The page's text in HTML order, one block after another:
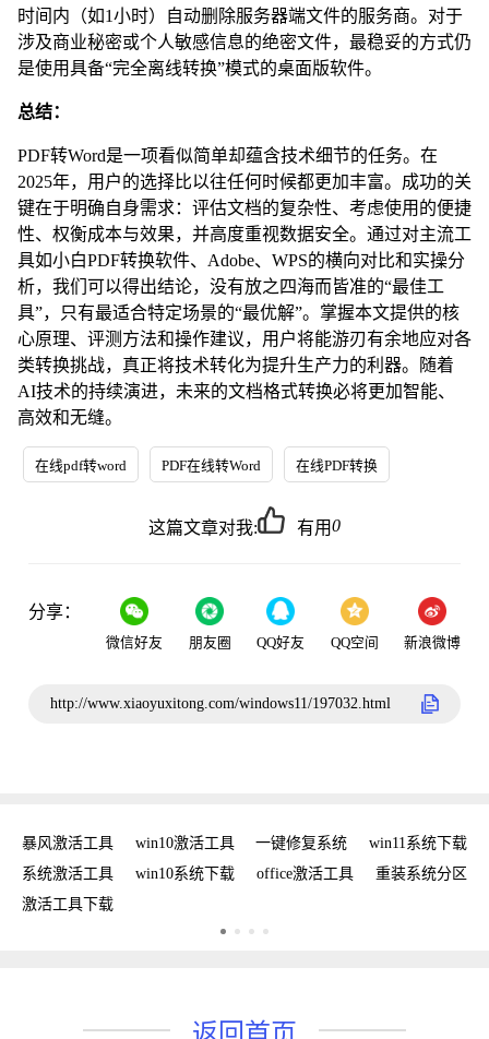
时间内（如1小时）自动删除服务器端文件的服务商。对于
涉及商业秘密或个人敏感信息的绝密文件，最稳妥的方式仍
是使用具备“完全离线转换”模式的桌面版软件。
总结：
PDF转Word是一项看似简单却蕴含技术细节的任务。在
2025年，用户的选择比以往任何时候都更加丰富。成功的关
键在于明确自身需求：评估文档的复杂性、考虑使用的便捷
性、权衡成本与效果，并高度重视数据安全。通过对主流工
具如小白PDF转换软件、Adobe、WPS的横向对比和实操分
析，我们可以得出结论，没有放之四海而皆准的“最佳工
具”，只有最适合特定场景的“最优解”。掌握本文提供的核
心原理、评测方法和操作建议，用户将能游刃有余地应对各
类转换挑战，真正将技术转化为提升生产力的利器。随着
AI技术的持续演进，未来的文档格式转换必将更加智能、
高效和无缝。
在线pdf转word PDF在线转Word 在线PDF转换
这篇文章对我: 有用0
分享：
微信好友 朋友圈 QQ好友 QQ空间 新浪微博
http://www.xiaoyuxitong.com/windows11/197032.html
暴风激活工具 win10激活工具 一键修复系统
win11系统下载
系统激活工具
win10系统下载 office激活工具
重装系统分区
激活工具下载
返回首页